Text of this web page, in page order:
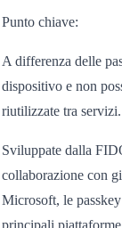
Punto chiave:
A differenza delle
dispositivo e non
riutilizzate tra servizi.
Sviluppate dalla
collaborazione con
Microsoft, le
principali